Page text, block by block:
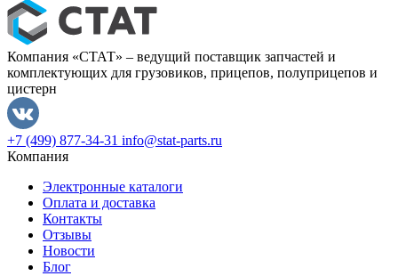
Компания «СТАТ» – ведущий поставщик запчастей и
комплектующих для грузовиков, прицепов, полуприцепов и
цистерн
+7 (499) 877-34-31 info@stat-parts.ru
Компания
Электронные каталоги
Оплата и доставка
Контакты
Отзывы
Новости
Блог